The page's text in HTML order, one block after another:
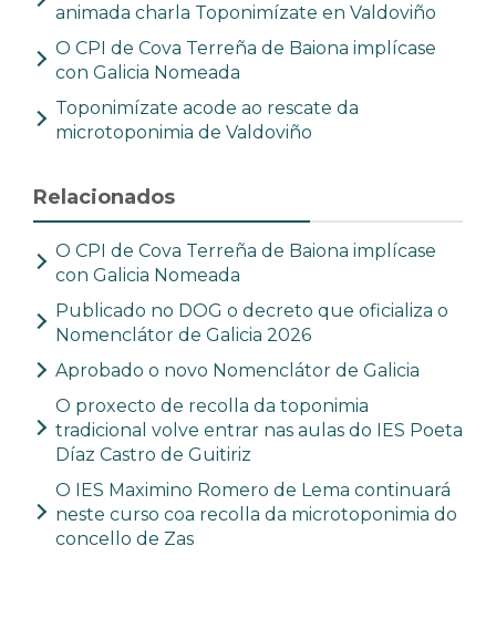
animada charla Toponimízate en Valdoviño
O CPI de Cova Terreña de Baiona implícase
con Galicia Nomeada
Toponimízate acode ao rescate da
microtoponimia de Valdoviño
Relacionados
O CPI de Cova Terreña de Baiona implícase
con Galicia Nomeada
Publicado no DOG o decreto que oficializa o
Nomenclátor de Galicia 2026
Aprobado o novo Nomenclátor de Galicia
O proxecto de recolla da toponimia
tradicional volve entrar nas aulas do IES Poeta
Díaz Castro de Guitiriz
O IES Maximino Romero de Lema continuará
neste curso coa recolla da microtoponimia do
concello de Zas